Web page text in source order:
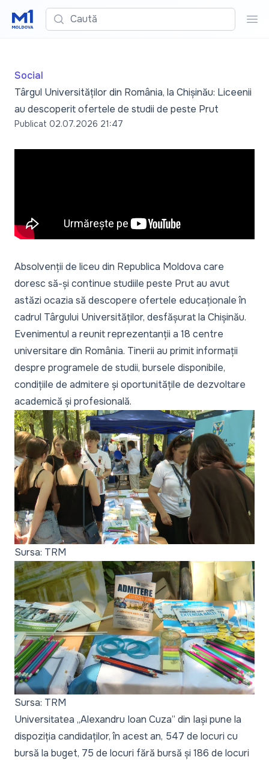
Caută
Social
Târgul Universităților din România, la Chișinău: Liceenii
au descoperit ofertele de studii de peste Prut
Publicat 02.07.2026 21:47
Absolvenții de liceu din Republica Moldova care
doresc să-și continue studiile peste Prut au avut
astăzi ocazia să descopere ofertele educaționale în
cadrul Târgului Universităților, desfășurat la Chișinău.
Evenimentul a reunit reprezentanții a 18 centre
universitare din România. Tinerii au primit informații
despre programele de studii, bursele disponibile,
condițiile de admitere și oportunitățile de dezvoltare
academică și profesională.
Sursa: TRM
Sursa: TRM
Universitatea „Alexandru Ioan Cuza” din Iași pune la
dispoziția candidaților, în acest an, 547 de locuri cu
bursă la buget, 75 de locuri fără bursă și 186 de locuri